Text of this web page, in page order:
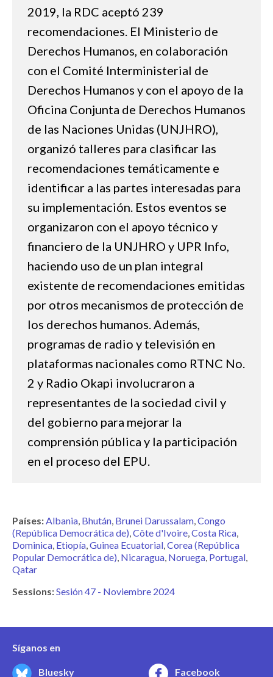
2019, la RDC aceptó 239
recomendaciones. El Ministerio de
Derechos Humanos, en colaboración
con el Comité Interministerial de
Derechos Humanos y con el apoyo de la
Oficina Conjunta de Derechos Humanos
de las Naciones Unidas (UNJHRO),
organizó talleres para clasificar las
recomendaciones temáticamente e
identificar a las partes interesadas para
su implementación. Estos eventos se
organizaron con el apoyo técnico y
financiero de la UNJHRO y UPR Info,
haciendo uso de un plan integral
existente de recomendaciones emitidas
por otros mecanismos de protección de
los derechos humanos. Además,
programas de radio y televisión en
plataformas nacionales como RTNC No.
2 y Radio Okapi involucraron a
representantes de la sociedad civil y
del gobierno para mejorar la
comprensión pública y la participación
en el proceso del EPU.
Países:Albania Bhután Brunei Darussalam Congo
(República Democrática de) Côte d'Ivoire Costa Rica
Dominica Etiopía Guinea Ecuatorial Corea (República
Popular Democrática de) Nicaragua Noruega Portugal
Qatar
Sessions:Sesión 47 - Noviembre 2024
Síganos en
Bluesky Facebook